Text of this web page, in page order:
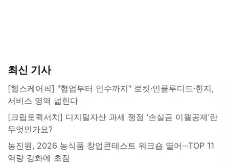
최신 기사
[헬스케어픽] "협업부터 인수까지" 로킷·인클루디드·힌지,
서비스 영역 넓힌다
[크립토퀵서치] 디지털자산 과세 쟁점 ‘손실금 이월공제’란
무엇인가요?
농진원, 2026 농식품 창업콘테스트 워크숍 열어···TOP 11
역량 강화에 초점